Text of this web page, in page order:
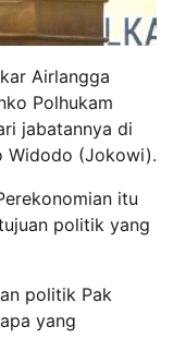
Airlangga
Polhukam
jabatannya di
Widodo (Jokowi).
itu
politik yang
politik Pak
yang